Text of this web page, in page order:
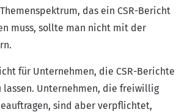
das ein CSR-Bericht
muss, sollte man nicht mit der
für Unternehmen, die CSR-Berichte
lassen. Unternehmen, die freiwillig
sind aber verpflichtet,